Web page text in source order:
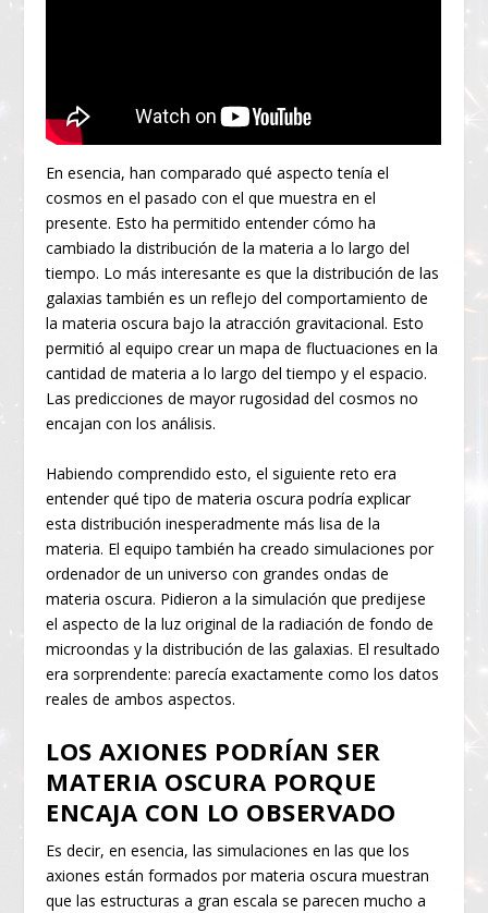
En esencia, han comparado qué aspecto tenía el
cosmos en el pasado con el que muestra en el
presente. Esto ha permitido entender cómo ha
cambiado la distribución de la materia a lo largo del
tiempo. Lo más interesante es que la distribución de las
galaxias también es un reflejo del comportamiento de
la materia oscura bajo la atracción gravitacional. Esto
permitió al equipo crear un mapa de fluctuaciones en la
cantidad de materia a lo largo del tiempo y el espacio.
Las predicciones de mayor rugosidad del cosmos no
encajan con los análisis.
Habiendo comprendido esto, el siguiente reto era
entender qué tipo de materia oscura podría explicar
esta distribución inesperadmente más lisa de la
materia. El equipo también ha creado simulaciones por
ordenador de un universo con grandes ondas de
materia oscura. Pidieron a la simulación que predijese
el aspecto de la luz original de la radiación de fondo de
microondas y la distribución de las galaxias. El resultado
era sorprendente: parecía exactamente como los datos
reales de ambos aspectos.
LOS AXIONES PODRÍAN SER
MATERIA OSCURA PORQUE
ENCAJA CON LO OBSERVADO
Es decir, en esencia, las simulaciones en las que los
axiones están formados por materia oscura muestran
que las estructuras a gran escala se parecen mucho a